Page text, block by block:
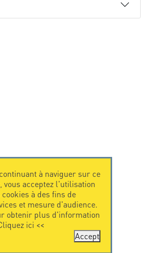
à naviguer sur ce
vous acceptez l'utilisation
cookies à des fins de
et mesure d'audience.
obtenir plus d'information
ici <<
Accept